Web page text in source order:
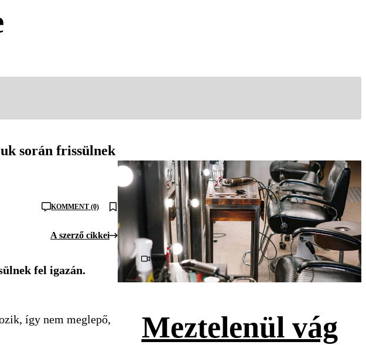
során frissülnek
KOMMENT (0)
A szerző cikkei
fel igazán.
így nem meglepő,
Videó
Meztelenül vág